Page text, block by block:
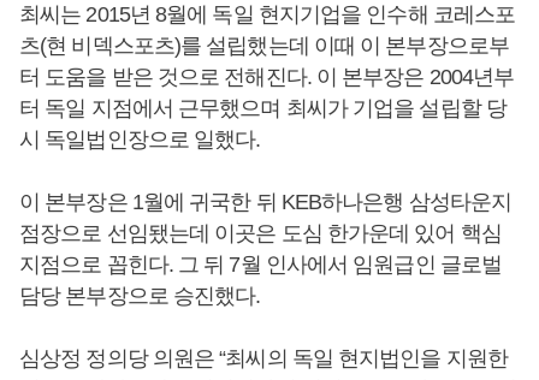
최씨는 2015년 8월에 독일 현지기업을 인수해 코레스포
츠(현 비덱스포츠)를 설립했는데 이때 이 본부장으로부
터 도움을 받은 것으로 전해진다. 이 본부장은 2004년부
터 독일 지점에서 근무했으며 최씨가 기업을 설립할 당
시 독일법인장으로 일했다.
이 본부장은 1월에 귀국한 뒤 KEB하나은행 삼성타운지
점장으로 선임됐는데 이곳은 도심 한가운데 있어 핵심
지점으로 꼽힌다. 그 뒤 7월 인사에서 임원급인 글로벌
담당 본부장으로 승진했다.
심상정 정의당 의원은 “최씨의 독일 현지법인을 지원한